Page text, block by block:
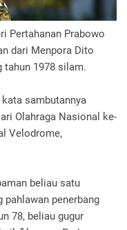
Pertahanan Prabowo
dari Menpora Dito
tahun 1978 silam.
sambutannya
Olahraga Nasional ke-
Velodrome,
beliau satu
pahlawan penerbang
78, beliau gugur